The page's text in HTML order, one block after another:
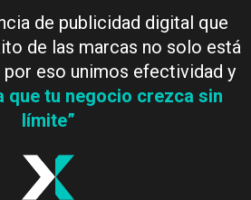
de publicidad digital que
de las marcas no solo está
eso unimos efectividad y
que tu negocio crezca sin
límite”